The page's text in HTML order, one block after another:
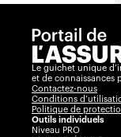
Le guichet unique
et de connaissances
Contactez-nous
Conditions
Politique de
Outils individuels
Niveau PRO